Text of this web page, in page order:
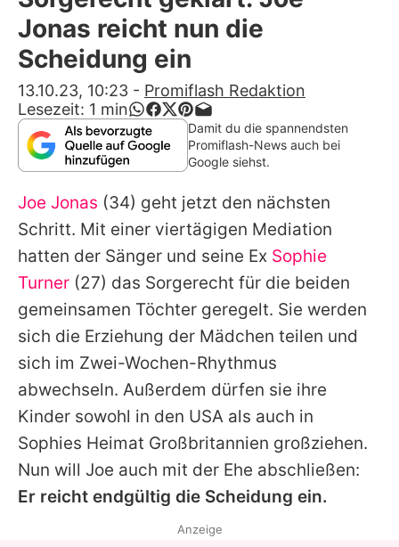
Alle Themen auf Promiflash
App runterladen
Team
Redaktionelle Richtlinien
Impressum
Datenschutzerklärung
Nutzungsbedingungen
Utiq verwalten
Jonas reicht nun die
Scheidung ein
13.10.23, 10:23 - Promiflash Redaktion
Lesezeit: 1 min
Damit du die spannendsten
Promiflash-News auch bei
Google siehst.
Joe Jonas (34) geht jetzt den nächsten
Schritt. Mit einer viertägigen Mediation
hatten der Sänger und seine Ex Sophie
Turner (27) das Sorgerecht für die beiden
gemeinsamen Töchter geregelt. Sie werden
sich die Erziehung der Mädchen teilen und
sich im Zwei-Wochen-Rhythmus
abwechseln. Außerdem dürfen sie ihre
Kinder sowohl in den USA als auch in
Sophies Heimat Großbritannien großziehen.
Nun will Joe auch mit der Ehe abschließen:
Er reicht endgültig die Scheidung ein.
Anzeige